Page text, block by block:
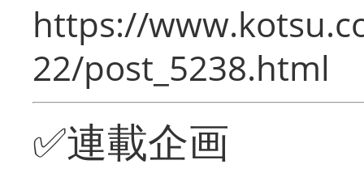
https://
22/post_5238.html
✅連載企画